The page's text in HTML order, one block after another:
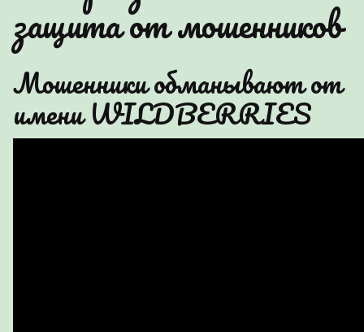
Партизанского
района г.Минска"
защита от мошенников
Мошенники обманывают от
имени WILDBERRIES